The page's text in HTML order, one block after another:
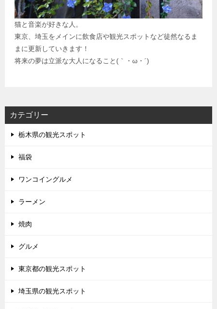
猫と音楽が好きな人。
東京、埼玉をメインに飲食店や観光スポットなど徒然なるま
まに更新していきます！
将来の夢は立派な大人になること(｀・ω・´)
カテゴリー
栃木県の観光スポット
福袋
ワンコイングルメ
ラーメン
焼肉
グルメ
東京都の観光スポット
埼玉県の観光スポット